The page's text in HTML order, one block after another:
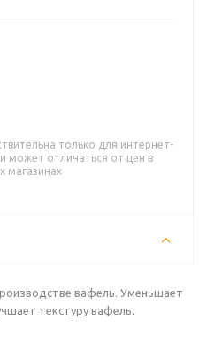
только для интернет-
может отличаться от цен в
магазинах
вафель. Уменьшает
текстуру вафель.